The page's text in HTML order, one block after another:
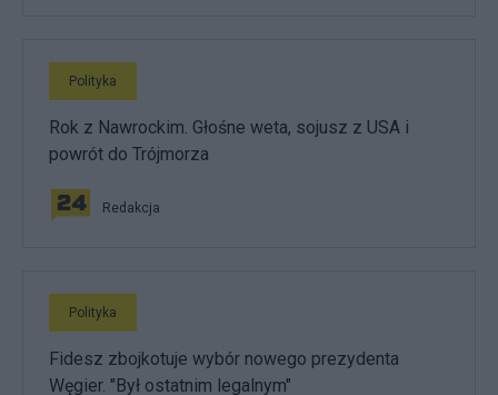
Polityka
Rok z Nawrockim. Głośne weta, sojusz z USA i
powrót do Trójmorza
Redakcja
Polityka
Fidesz zbojkotuje wybór nowego prezydenta
Węgier. "Był ostatnim legalnym"